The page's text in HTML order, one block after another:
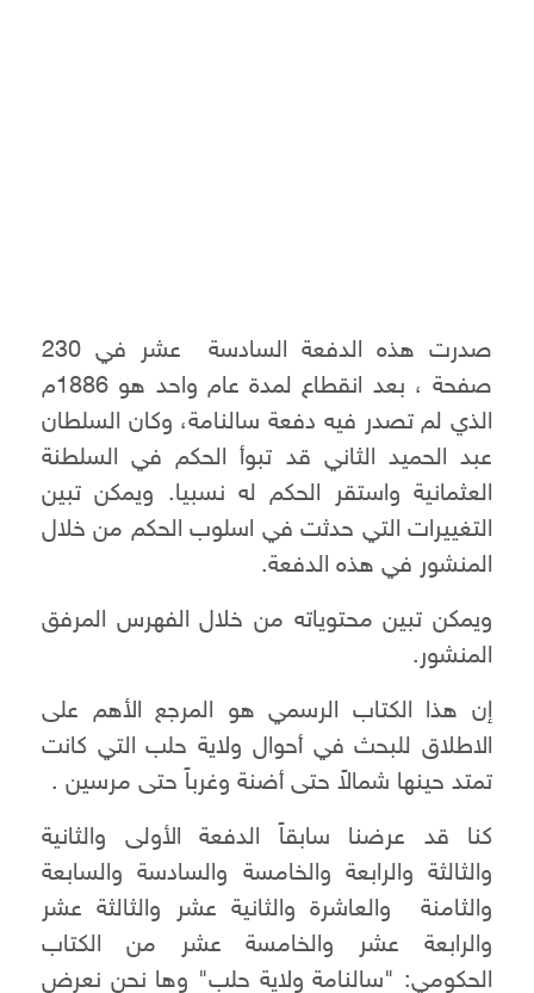
صدرت هذه الدفعة السادسة عشر في 230
صفحة ، بعد انقطاع لمدة عام واحد هو 1886م
الذي لم تصدر فيه دفعة سالنامة، وكان السلطان
عبد الحميد الثاني قد تبوأ الحكم في السلطنة
العثمانية واستقر الحكم له نسبيا. ويمكن تبين
التغييرات التي حدثت في اسلوب الحكم من خلال
المنشور في هذه الدفعة.
ويمكن تبين محتوياته من خلال الفهرس المرفق
المنشور.
إن هذا الكتاب الرسمي هو المرجع الأهم على
الاطلاق للبحث في أحوال ولاية حلب التي كانت
تمتد حينها شمالاً حتى أضنة وغرباً حتى مرسين .
كنا قد عرضنا سابقاً الدفعة الأولى والثانية
والثالثة والرابعة والخامسة والسادسة والسابعة
والثامنة والعاشرة والثانية عشر والثالثة عشر
والرابعة عشر والخامسة عشر من الكتاب
الحكومي: "سالنامة ولاية حلب" وها نحن نعرض